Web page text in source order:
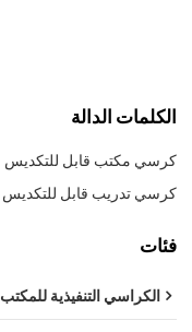
الكلمات الدالة
كرسي مكتب قابل للتكديس
كرسي تدريب قابل للتكديس
فئات
الكراسي التنفيذية للمكتب